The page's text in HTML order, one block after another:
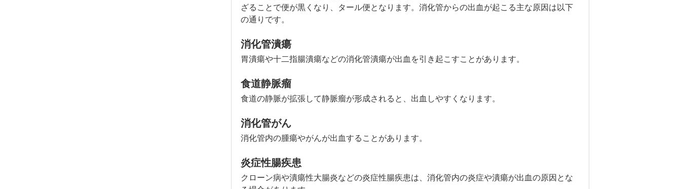
ざることで便が黒くなり、タール便となります。消化管からの出血が起こる主な原因は以下
の通りです。
消化管潰瘍
胃潰瘍や十二指腸潰瘍などの消化管潰瘍が出血を引き起こすことがあります。
食道静脈瘤
食道の静脈が拡張して静脈瘤が形成されると、出血しやすくなります。
消化管がん
消化管内の腫瘍やがんが出血することがあります。
炎症性腸疾患
クローン病や潰瘍性大腸炎などの炎症性腸疾患は、消化管内の炎症や潰瘍が出血の原因とな